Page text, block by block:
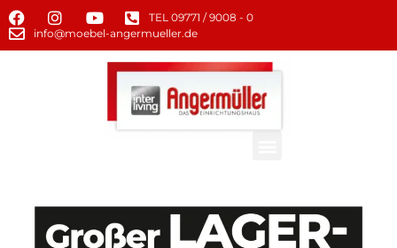
TEL 09771 / 9008 - 0
info@moebel-angermueller.de